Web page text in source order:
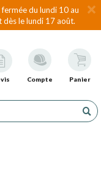
fermée du lundi 10 au
le lundi 17 août.
Compte Panier